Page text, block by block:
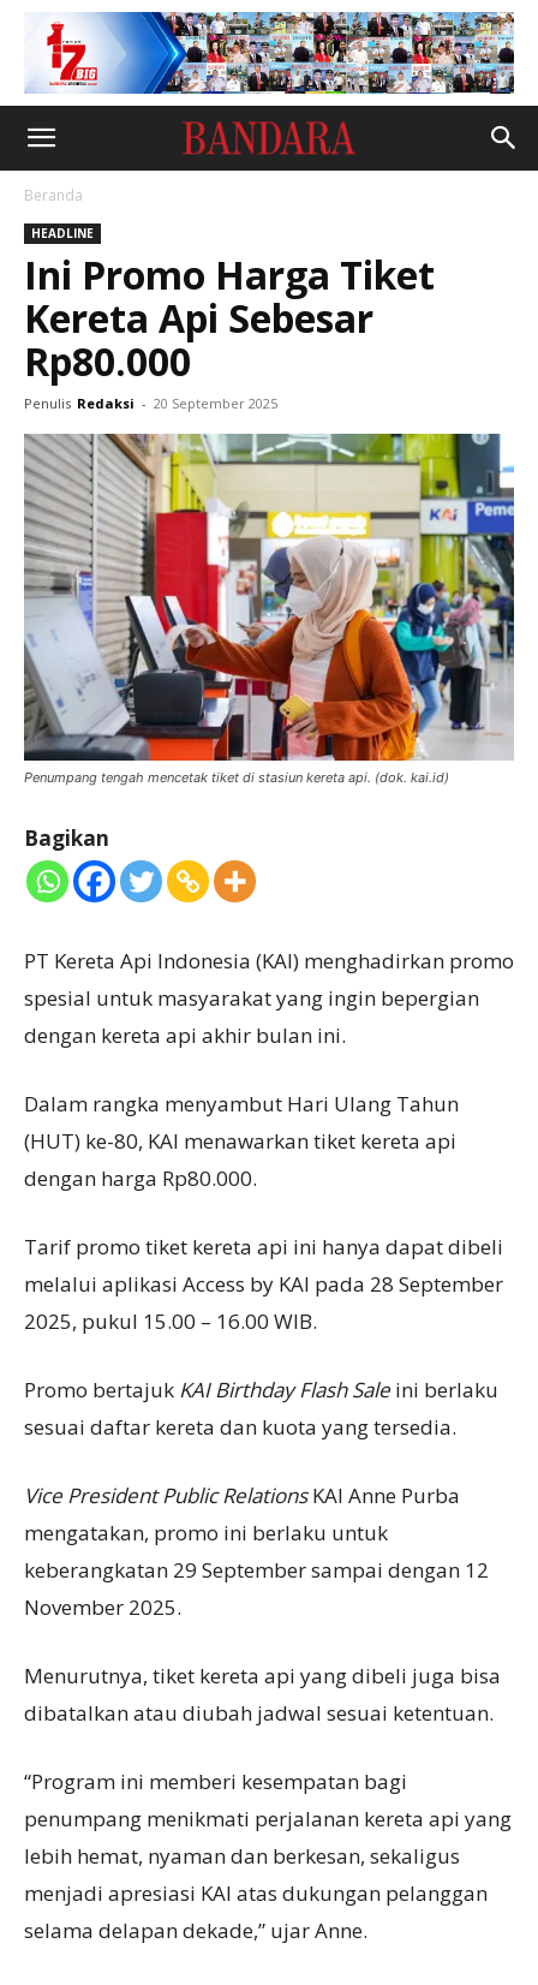
Beranda
HEADLINE
Ini Promo Harga Tiket
Kereta Api Sebesar
Rp80.000
Penulis Redaksi - 20 September 2025
Penumpang tengah mencetak tiket di stasiun kereta api. (dok. kai.id)
Bagikan
PT Kereta Api Indonesia (KAI) menghadirkan promo
spesial untuk masyarakat yang ingin bepergian
dengan kereta api akhir bulan ini.
Dalam rangka menyambut Hari Ulang Tahun
(HUT) ke-80, KAI menawarkan tiket kereta api
dengan harga Rp80.000.
Tarif promo tiket kereta api ini hanya dapat dibeli
melalui aplikasi Access by KAI pada 28 September
2025, pukul 15.00 – 16.00 WIB.
Promo bertajuk KAI Birthday Flash Sale ini berlaku
sesuai daftar kereta dan kuota yang tersedia.
Vice President Public RelationsKAI Anne Purba
mengatakan, promo ini berlaku untuk
keberangkatan 29 September sampai dengan 12
November 2025.
Menurutnya, tiket kereta api yang dibeli juga bisa
dibatalkan atau diubah jadwal sesuai ketentuan.
“Program ini memberi kesempatan bagi
penumpang menikmati perjalanan kereta api yang
lebih hemat, nyaman dan berkesan, sekaligus
menjadi apresiasi KAI atas dukungan pelanggan
selama delapan dekade,” ujar Anne.